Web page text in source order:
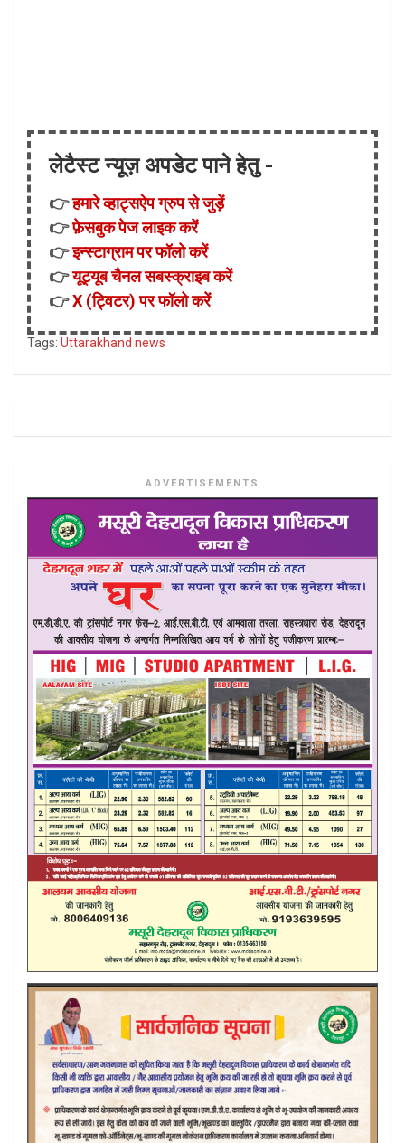
लेटैस्ट न्यूज़ अपडेट पाने हेतु -
👉हमारे व्हाट्सऐप ग्रुप से जुड़ें
👉फ़ेसबुक पेज लाइक करें
👉इन्स्टाग्राम पर फॉलो करें
👉यूट्यूब चैनल सबस्क्राइब करें
👉X (ट्विटर) पर फॉलो करें
Tags: Uttarakhand news
ADVERTISEMENTS